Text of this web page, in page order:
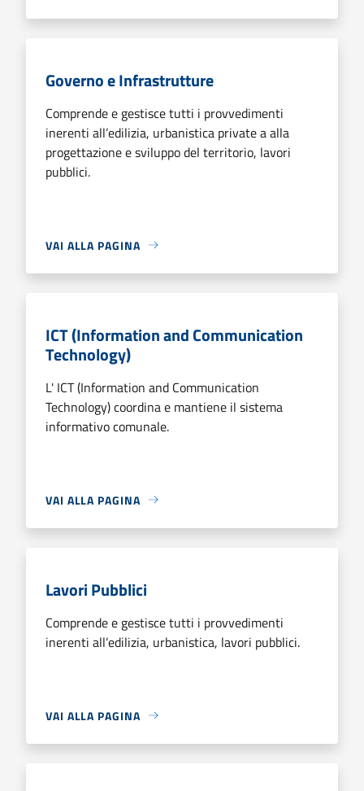
Governo e Infrastrutture
Comprende e gestisce tutti i provvedimenti
inerenti all’edilizia, urbanistica private a alla
progettazione e sviluppo del territorio, lavori
pubblici.
VAI ALLA PAGINA
ICT (Information and Communication
Technology)
L' ICT (Information and Communication
Technology) coordina e mantiene il sistema
informativo comunale.
VAI ALLA PAGINA
Lavori Pubblici
Comprende e gestisce tutti i provvedimenti
inerenti all’edilizia, urbanistica, lavori pubblici.
VAI ALLA PAGINA